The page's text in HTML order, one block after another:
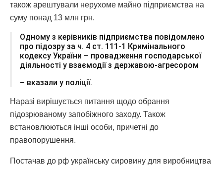
також арештували нерухоме майно підприємства на
суму понад 13 млн грн.
Одному з керівників підприємства повідомлено
про підозру за ч. 4 ст. 111-1 Кримінального
кодексу України – провадження господарської
діяльності у взаємодії з державою-агресором
– вказали у поліції.
Наразі вирішується питання щодо обрання
підозрюваному запобіжного заходу. Також
встановлюються інші особи, причетні до
правопорушення.
Постачав до рф українську сировину для виробництва